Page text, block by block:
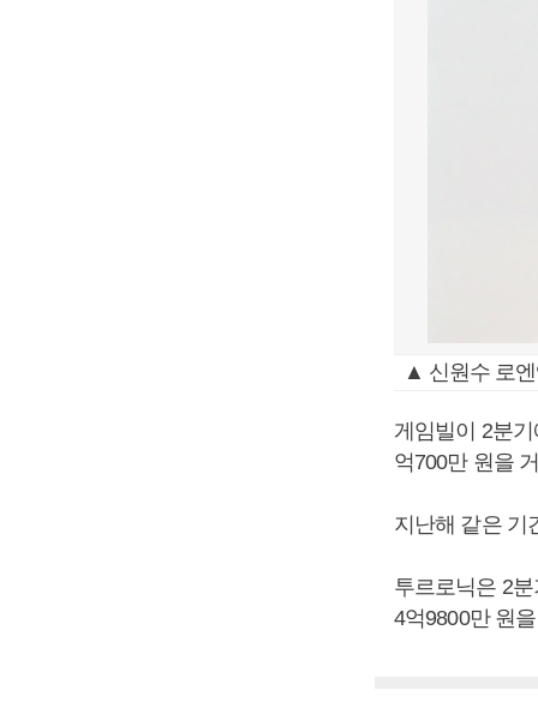
▲ 신원수 로
게임빌이 2분
억700만 원을
지난해 같은 기
투르로닉은 2
4억9800만 원